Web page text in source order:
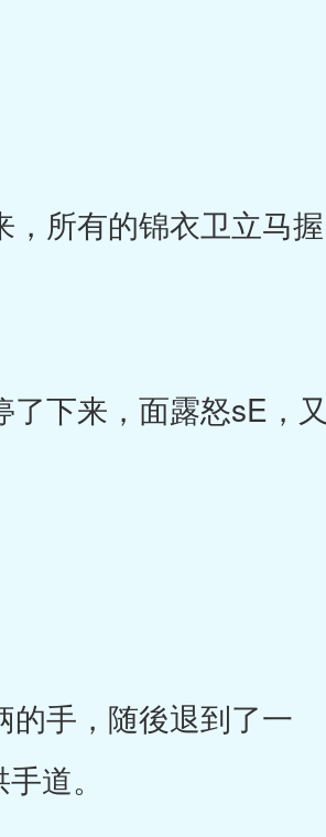
所有的锦衣卫立马握
下来，面露怒sE，又
手，随後退到了一
道。